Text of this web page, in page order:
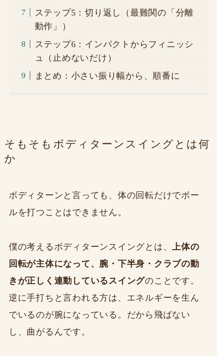
ステップ5：切り返し（最難関の「分離
動作」）
ステップ6：インパクトからフィニッシ
ュ（止めないだけ）
まとめ：小さい振り幅から、順番に
そもそもボディターンスイングとは何
か
ボディターンと言っても、体の回転だけでボー
ルを打つことはできません。
僕の考えるボディターンスイングとは、上体の
回転が主体になって、腕・下半身・クラブの動
きが正しく連動しているスイングのことです。
逆に手打ちと言われる方は、エネルギーを生ん
でいるのが腕になっている。だから飛ばない
し、曲がるんです。